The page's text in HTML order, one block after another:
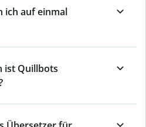
ich auf einmal
ist Quillbots